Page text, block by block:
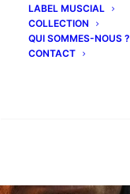
LABEL MUSCIAL
COLLECTION
QUI SOMMES-NOUS ?
CONTACT